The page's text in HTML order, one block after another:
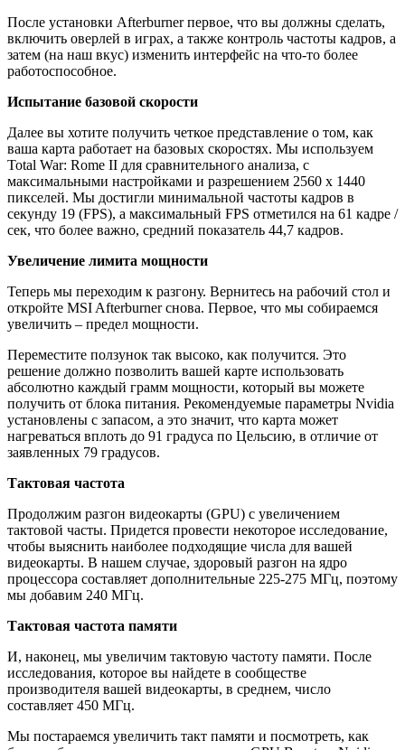
После установки Afterburner первое, что вы должны сделать,
включить оверлей в играх, а также контроль частоты кадров, а
затем (на наш вкус) изменить интерфейс на что-то более
работоспособное.
Испытание базовой скорости
Далее вы хотите получить четкое представление о том, как
ваша карта работает на базовых скоростях. Мы используем
Total War: Rome II для сравнительного анализа, с
максимальными настройками и разрешением 2560 х 1440
пикселей. Мы достигли минимальной частоты кадров в
секунду 19 (FPS), а максимальный FPS отметился на 61 кадре /
сек, что более важно, средний показатель 44,7 кадров.
Увеличение лимита мощности
Теперь мы переходим к разгону. Вернитесь на рабочий стол и
откройте MSI Afterburner снова. Первое, что мы собираемся
увеличить – предел мощности.
Переместите ползунок так высоко, как получится. Это
решение должно позволить вашей карте использовать
абсолютно каждый грамм мощности, который вы можете
получить от блока питания. Рекомендуемые параметры Nvidia
установлены с запасом, а это значит, что карта может
нагреваться вплоть до 91 градуса по Цельсию, в отличие от
заявленных 79 градусов.
Тактовая частота
Продолжим разгон видеокарты (GPU) с увеличением
тактовой часты. Придется провести некоторое исследование,
чтобы выяснить наиболее подходящие числа для вашей
видеокарты. В нашем случае, здоровый разгон на ядро
процессора составляет дополнительные 225-275 МГц, поэтому
мы добавим 240 МГц.
Тактовая частота памяти
И, наконец, мы увеличим тактовую частоту памяти. После
исследования, которое вы найдете в сообществе
производителя вашей видеокарты, в среднем, число
составляет 450 МГц.
Мы постараемся увеличить такт памяти и посмотреть, как